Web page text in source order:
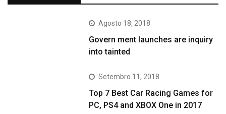
Agosto 18, 2018
Govern ment launches are inquiry
into tainted
Setembro 11, 2018
Top 7 Best Car Racing Games for
PC, PS4 and XBOX One in 2017